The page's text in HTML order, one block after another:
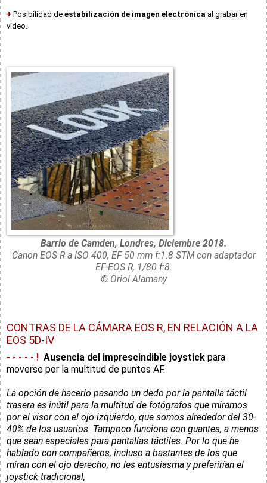
+ Posibilidad de estabilización de imagen electrónica al grabar en
video.
Barrio de Camden, Londres, Diciembre 2018.
Canon EOS R a ISO 400, EF 50 mm f:1.8 STM con adaptador
EF-EOS R, 1/80 f:8.
© Oriol Alamany
CONTRAS DE LA CÁMARA EOS R, EN RELACIÓN A LA
EOS 5D-IV
- - - - - ! Ausencia del imprescindible joystick para
moverse por la multitud de puntos AF.
La opción de hacerlo pasando un dedo por la pantalla táctil
trasera es inútil para la multitud de fotógrafos que miramos
por el visor con el ojo izquierdo, que somos alrededor del 30-
40% de los usuarios. Tampoco funciona con guantes, a menos
que sean especiales para pantallas táctiles. Por lo que he
hablado con compañeros, incluso a bastantes de los que
miran con el ojo derecho, no les entusiasma y preferirían el
joystick tradicional,